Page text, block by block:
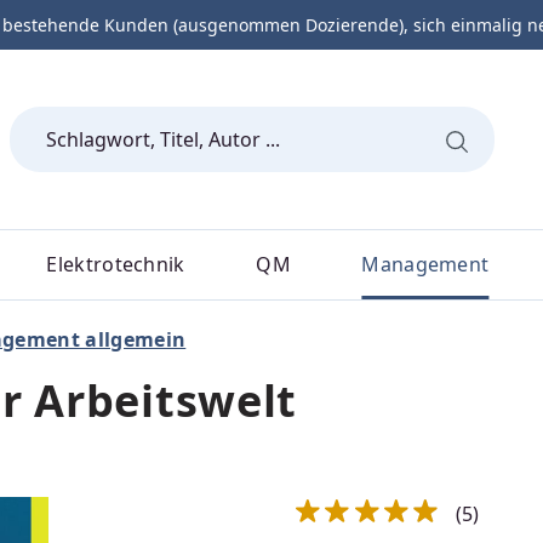
Kunden (ausgenommen Dozierende), sich einmalig
Elektrotechnik QM Management
allgemein
Arbeitswelt
(5)